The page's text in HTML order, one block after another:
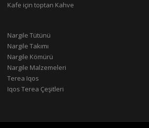
Kafe için toptan Kahve
Nargile Tütünü
Nargile Takımı
Nargile Kömürü
Nargile Malzemeleri
Terea Iqos
Iqos Terea Çeşitleri